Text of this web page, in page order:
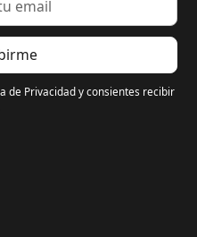
de Privacidad y consientes recibir